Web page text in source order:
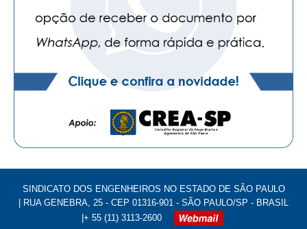
SINDICATO DOS ENGENHEIROS NO ESTADO DE SÃO PAULO
| RUA GENEBRA, 25 - CEP 01316-901 - SÃO PAULO/SP - BRASIL
|+ 55 (11) 3113-2600